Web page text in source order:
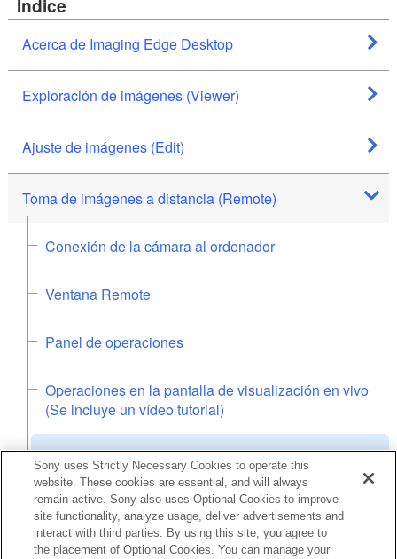
Índice
Acerca de Imaging Edge Desktop
Exploración de imágenes (Viewer)
Ajuste de imágenes (Edit)
Toma de imágenes a distancia (Remote)
Conexión de la cámara al ordenador
Ventana Remote
Panel de operaciones
Operaciones en la pantalla de visualización en vivo
(Se incluye un vídeo tutorial)
Toma de imágenes a distancia
Almacenamiento/exportación/impresión
Sony uses Strictly Necessary Cookies to operate this
website. These cookies are essential, and will always
remain active. Sony also uses Optional Cookies to improve
site functionality, analyze usage, deliver advertisements and
interact with third parties. By using this site, you agree to
the placement of Optional Cookies. You can manage your